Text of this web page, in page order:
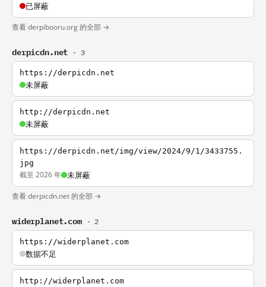
已屏蔽
查看 derpibooru.org 的全部 →
derpicdn.net · 3
https://derpicdn.net
未屏蔽
http://derpicdn.net
未屏蔽
https://derpicdn.net/img/view/2024/9/1/3433755.
jpg
截至 2026 年 未屏蔽
查看 derpicdn.net 的全部 →
widerplanet.com · 2
https://widerplanet.com
数据不足
http://widerplanet.com